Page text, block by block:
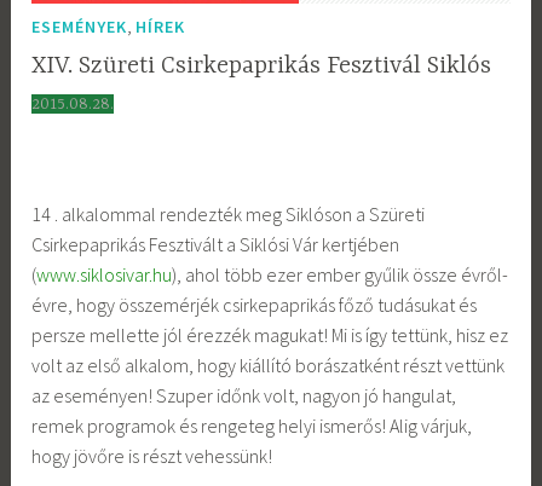
ESEMÉNYEK, HÍREK
XIV. Szüreti Csirkepaprikás Fesztivál Siklós
2015.08.28.
14 . alkalommal rendezték meg Siklóson a Szüreti
Csirkepaprikás Fesztivált a Siklósi Vár kertjében
(www.siklosivar.hu), ahol több ezer ember gyűlik össze évről-
évre, hogy összemérjék csirkepaprikás főző tudásukat és
persze mellette jól érezzék magukat! Mi is így tettünk, hisz ez
volt az első alkalom, hogy kiállító borászatként részt vettünk
az eseményen! Szuper időnk volt, nagyon jó hangulat,
remek programok és rengeteg helyi ismerős! Alig várjuk,
hogy jövőre is részt vehessünk!